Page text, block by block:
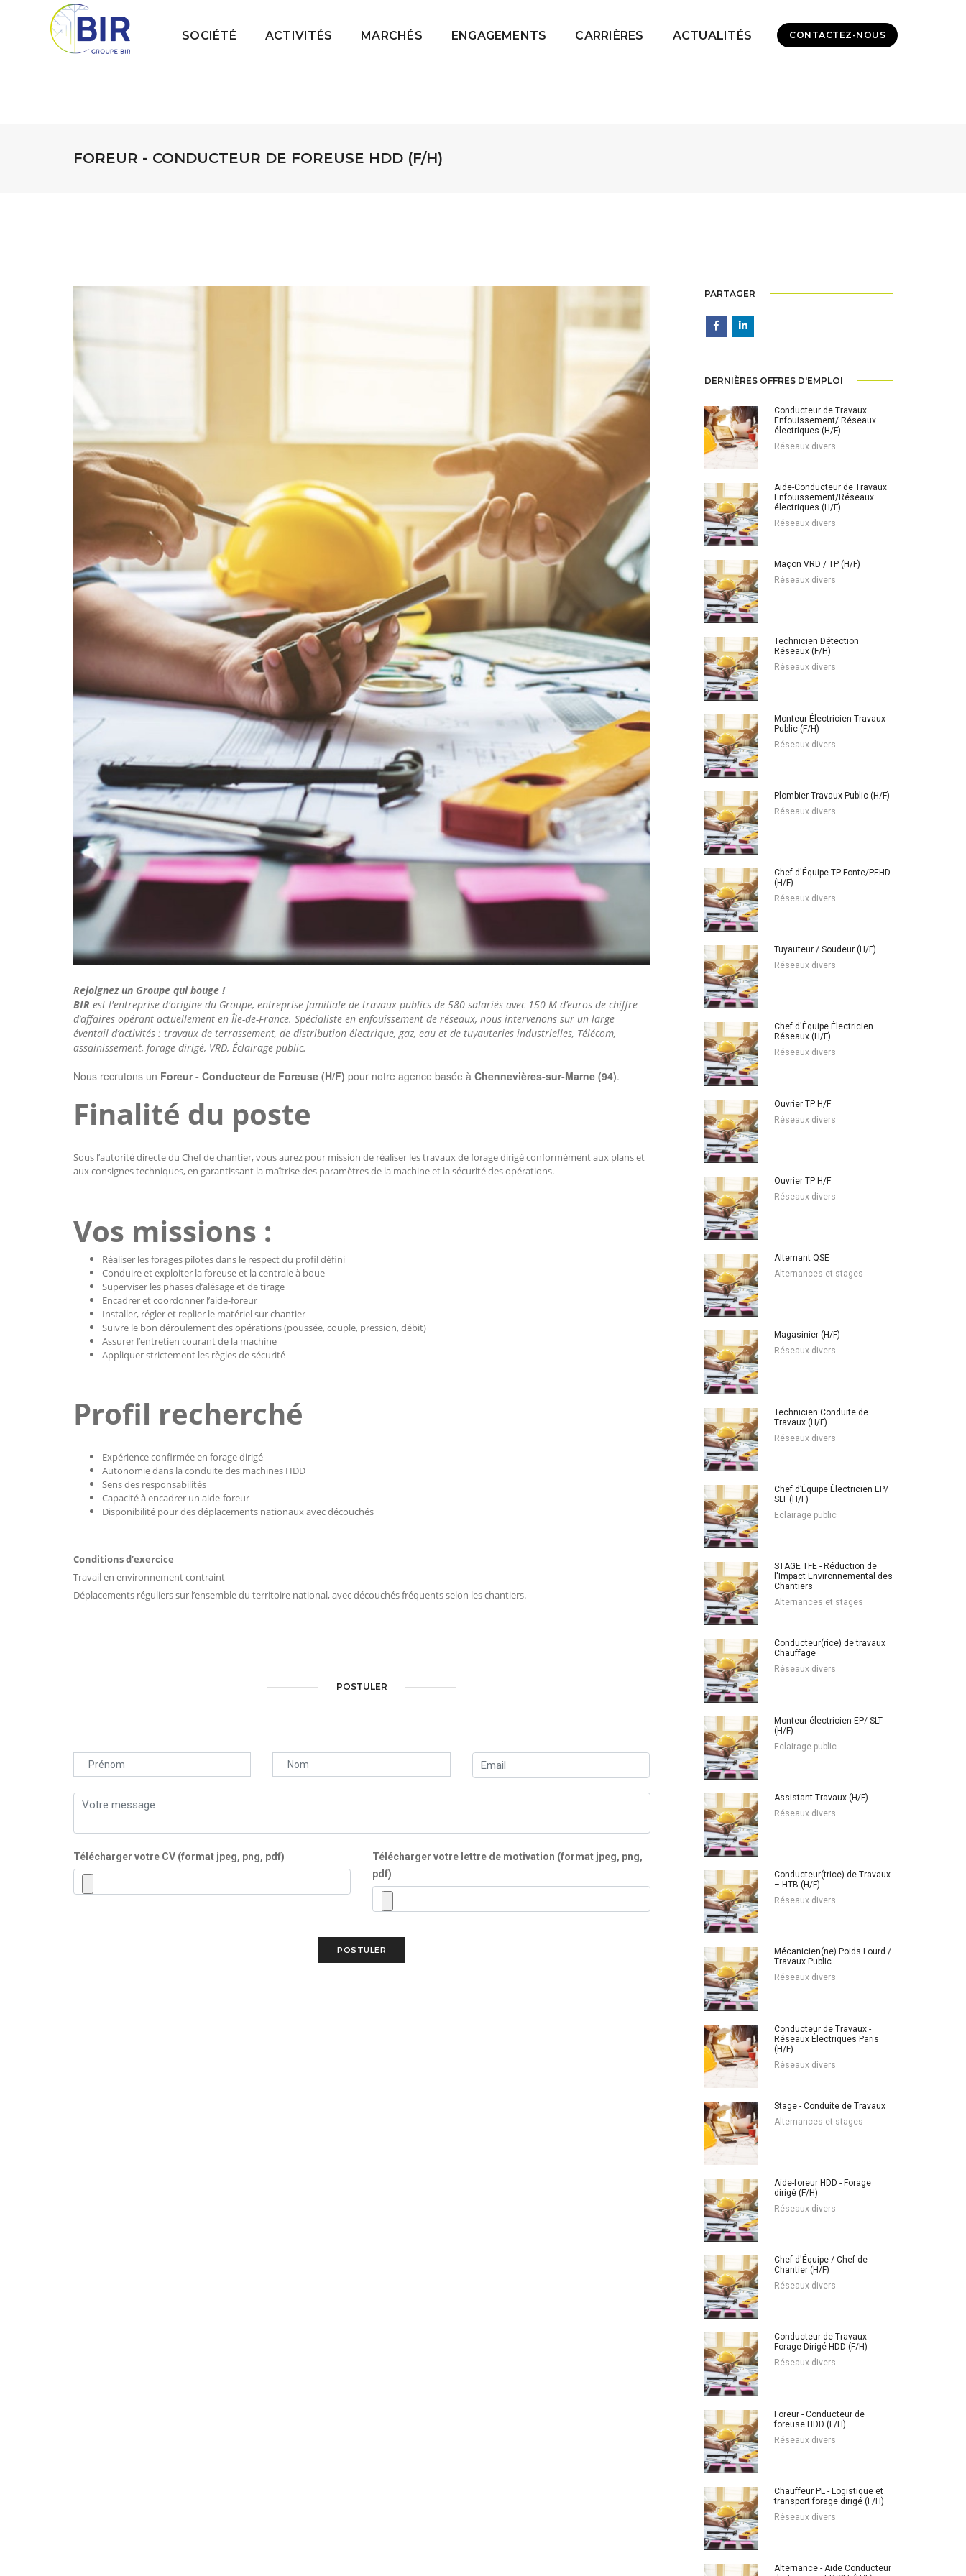
SOCIÉTÉ ACTIVITÉS MARCHÉS ENGAGEMENTS CARRIÈRES ACTUALITÉS CONTACTEZ-NOUS
FOREUR - CONDUCTEUR DE FOREUSE HDD (F/H)
Rejoignez un Groupe qui bouge !
BIR est l'entreprise d'origine du Groupe, entreprise familiale de travaux publics de 580 salariés avec 150 M d’euros de chiffre
d’affaires opérant actuellement en Île-de-France. Spécialiste en enfouissement de réseaux, nous intervenons sur un large
éventail d’activités : travaux de terrassement, de distribution électrique, gaz, eau et de tuyauteries industrielles, Télécom,
assainissement, forage dirigé, VRD, Éclairage public.
Nous recrutons un Foreur - Conducteur de Foreuse (H/F) pour notre agence basée à Chennevières-sur-Marne (94).
Finalité du poste
Sous l’autorité directe du Chef de chantier, vous aurez pour mission de réaliser les travaux de forage dirigé conformément aux plans et
aux consignes techniques, en garantissant la maîtrise des paramètres de la machine et la sécurité des opérations.
Vos missions :
Réaliser les forages pilotes dans le respect du profil défini
Conduire et exploiter la foreuse et la centrale à boue
Superviser les phases d’alésage et de tirage
Encadrer et coordonner l’aide-foreur
Installer, régler et replier le matériel sur chantier
Suivre le bon déroulement des opérations (poussée, couple, pression, débit)
Assurer l’entretien courant de la machine
Appliquer strictement les règles de sécurité
Profil recherché
Expérience confirmée en forage dirigé
Autonomie dans la conduite des machines HDD
Sens des responsabilités
Capacité à encadrer un aide-foreur
Disponibilité pour des déplacements nationaux avec découchés
Conditions d’exercice
Travail en environnement contraint
Déplacements réguliers sur l’ensemble du territoire national, avec découchés fréquents selon les chantiers.
POSTULER
Télécharger votre CV (format jpeg, png, pdf)
Télécharger votre lettre de motivation (format jpeg, png,
pdf)
PARTAGER
DERNIÈRES OFFRES D'EMPLOI
Conducteur de Travaux
Enfouissement/ Réseaux
électriques (H/F)
Réseaux divers
Aide-Conducteur de Travaux
Enfouissement/Réseaux
électriques (H/F)
Réseaux divers
Maçon VRD / TP (H/F)
Réseaux divers
Technicien Détection
Réseaux (F/H)
Réseaux divers
Monteur Électricien Travaux
Public (F/H)
Réseaux divers
Plombier Travaux Public (H/F)
Réseaux divers
Chef d'Équipe TP Fonte/PEHD
(H/F)
Réseaux divers
Tuyauteur / Soudeur (H/F)
Réseaux divers
Chef d'Équipe Électricien
Réseaux (H/F)
Réseaux divers
Ouvrier TP H/F
Réseaux divers
Ouvrier TP H/F
Réseaux divers
Alternant QSE
Alternances et stages
Magasinier (H/F)
Réseaux divers
Technicien Conduite de
Travaux (H/F)
Réseaux divers
Chef d’Équipe Électricien EP/
SLT (H/F)
Eclairage public
STAGE TFE - Réduction de
l'Impact Environnemental des
Chantiers
Alternances et stages
Conducteur(rice) de travaux
Chauffage
Réseaux divers
Monteur électricien EP/ SLT
(H/F)
Eclairage public
Assistant Travaux (H/F)
Réseaux divers
Conducteur(trice) de Travaux
– HTB (H/F)
Réseaux divers
Mécanicien(ne) Poids Lourd /
Travaux Public
Réseaux divers
Conducteur de Travaux -
Réseaux Électriques Paris
(H/F)
Réseaux divers
Stage - Conduite de Travaux
Alternances et stages
Aide-foreur HDD - Forage
dirigé (F/H)
Réseaux divers
Chef d'Équipe / Chef de
Chantier (H/F)
Réseaux divers
Conducteur de Travaux -
Forage Dirigé HDD (F/H)
Réseaux divers
Foreur - Conducteur de
foreuse HDD (F/H)
Réseaux divers
Chauffeur PL - Logistique et
transport forage dirigé (F/H)
Réseaux divers
Alternance - Aide Conducteur